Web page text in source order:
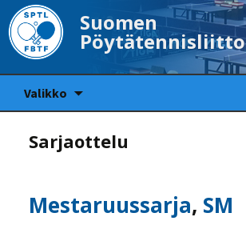
Suomen
Pöytätennisliitto
Valikko
Sarjaottelu
Mestaruussarja, SM